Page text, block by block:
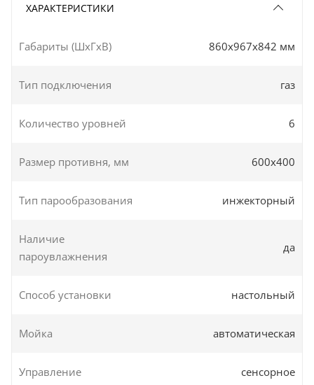
ХАРАКТЕРИСТИКИ
Габариты (ШxГxВ) 860x967x842 мм
Тип подключения газ
Количество уровней 6
Размер противня, мм 600х400
Тип парообразования инжекторный
Наличие
пароувлажнения
да
Способ установки настольный
Мойка автоматическая
Управление сенсорное